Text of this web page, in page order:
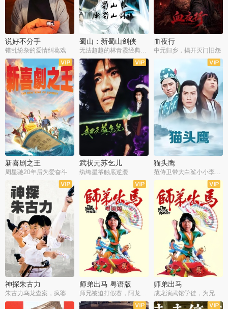
说好不分手
错乱纷杂的爱情纠葛戏
蜀山：新蜀山剑侠
无法超越的林青霞经典角色
血夜行
中元归乡，揭开灭门旧怨
新喜剧之王
周星驰20年后为爱奋斗
武状元苏乞儿
纨绔星爷触底逆袭
猫头鹰
神探朱古力
朱古力乌龙查案，疯婆子神助攻
师弟出马 粤语版
师兄被迫打假赛，阿龙追查斗黑帮
师弟出马
成龙演武馆学徒，为兄搏命战黑道